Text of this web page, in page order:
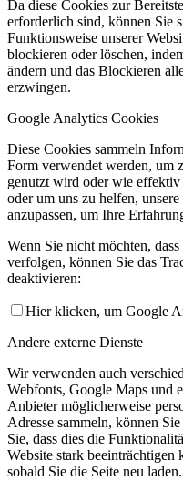
Da diese Cookies zur
erforderlich sind, können Sie
Funktionsweise unserer
blockieren oder löschen,
ändern und das Blockieren
erzwingen.
Google Analytics Cookies
Diese Cookies sammeln
Form verwendet werden, um
genutzt wird oder wie effektiv
oder um uns zu helfen,
anzupassen, um Ihre
Wenn Sie nicht möchten,
verfolgen, können Sie das
deaktivieren:
Hier klicken, um Google
Andere externe Dienste
Wir verwenden auch
Webfonts, Google Maps und
Anbieter möglicherweise
Adresse sammeln, können
Sie, dass dies die
Website stark
sobald Sie die Seite neu laden.